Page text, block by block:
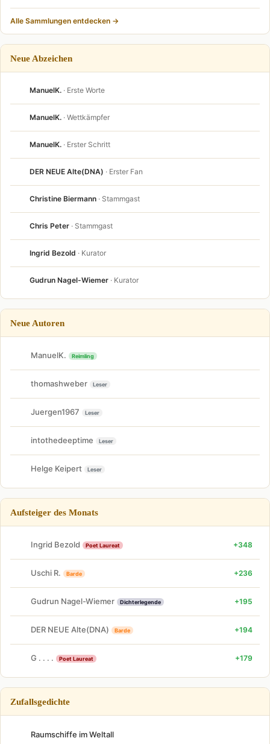
Alle Sammlungen entdecken →
Neue Abzeichen
ManuelK. · Erste Worte
ManuelK. · Wettkämpfer
ManuelK. · Erster Schritt
DER NEUE Alte(DNA) · Erster Fan
Christine Biermann · Stammgast
Chris Peter · Stammgast
Ingrid Bezold · Kurator
Gudrun Nagel-Wiemer · Kurator
Neue Autoren
ManuelK. Reimling
thomashweber Leser
Juergen1967 Leser
intothedeeptime Leser
Helge Keipert Leser
Aufsteiger des Monats
Ingrid Bezold Poet Laureat +348
Uschi R. Barde +236
Gudrun Nagel-Wiemer Dichterlegende +195
DER NEUE Alte(DNA) Barde +194
G . . . . Poet Laureat +179
Zufallsgedichte
Raumschiffe im Weltall